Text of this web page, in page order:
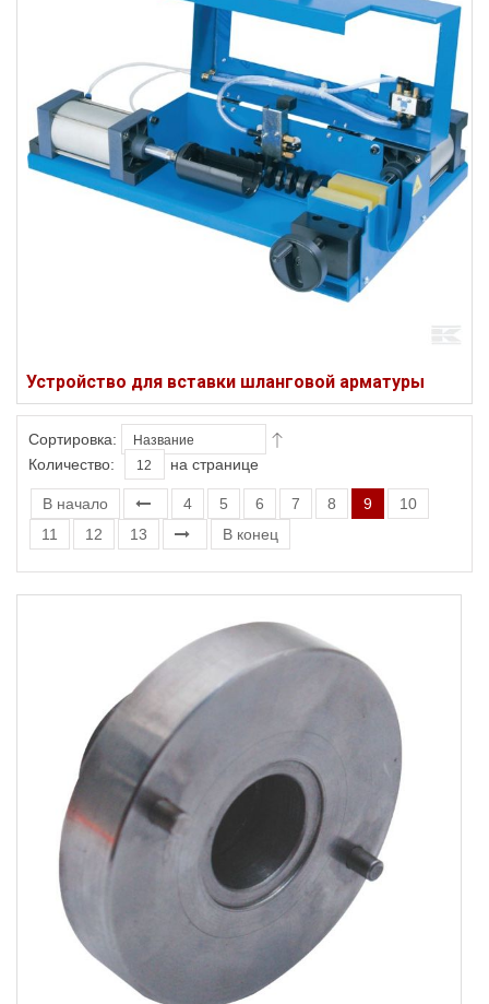
Устройство для вставки шланговой арматуры
Сортировка:
Количество:
на странице
В начало 4 5 6 7 8 9
10
11
12 13 В конец